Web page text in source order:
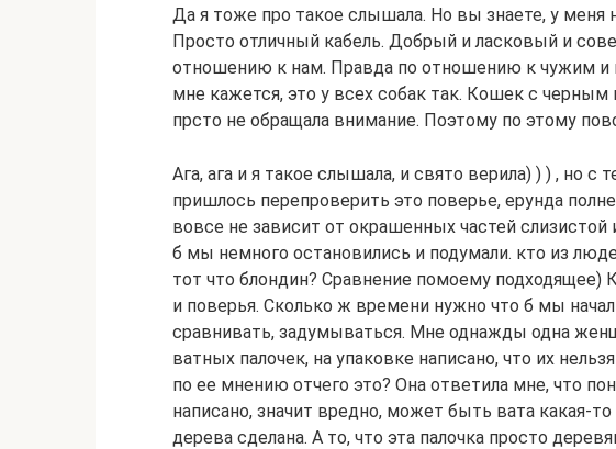
Да я тоже про такое слышала. Но вы знаете, у меня
Просто отличный кабель. Добрый и ласковый и
отношению к нам. Правда по отношению к чужим и
мне кажется, это у всех собак так. Кошек с
прсто не обращала внимание. Поэтому по этому
Ага, ага и я такое слышала, и свято верила) ) ) , но с
пришлось перепроверить это поверье, ерунда
вовсе не зависит от окрашенных частей
б мы немного остановились и подумали. кто из
тот что блондин? Сравнение помоему подходящее)
и поверья. Сколько ж времени нужно что б мы
сравнивать, задумываться. Мне однажды одна
ватных палочек, на упаковке написано, что их
по ее мнению отчего это? Она ответила мне, что
написано, значит вредно, может быть вата какая-то
дерева сделана. А то, что эта палочка просто